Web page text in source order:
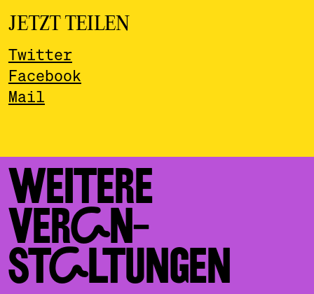
JETZT TEILEN
Twitter
Facebook
Mail
WEITERE
VERAN­
STALTUNGEN